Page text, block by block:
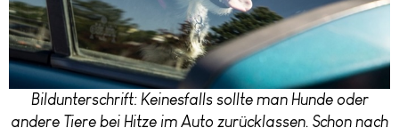
Bildunterschrift: Keinesfalls sollte man Hunde oder
andere Tiere bei Hitze im Auto zurücklassen. Schon nach